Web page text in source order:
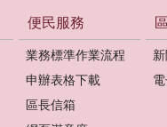
便民服務
業務標準作業流程
申辦表格下載
區長信箱